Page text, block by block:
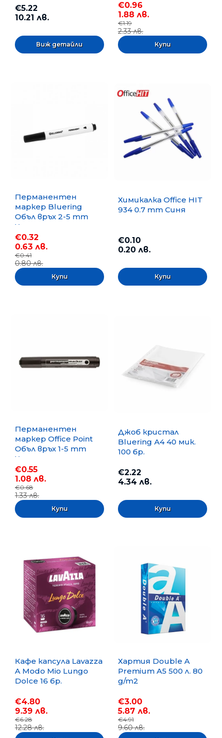
€5.22
10.21 лв.
Виж детайли
€0.96
1.88 лв.
€1.19
2.33 лв.
Перманентен
маркер Bluering
Объл връх 2-5 mm
Черен
€0.32
0.63 лв.
€0.41
0.80 лв.
Химикалка Office HIT
934 0.7 mm Синя
€0.10
0.20 лв.
Перманентен
маркер Office Point
Объл връх 1-5 mm
Черен
€0.55
1.08 лв.
€0.68
1.33 лв.
Джоб кристал
Bluering А4 40 мик.
100 бр.
€2.22
4.34 лв.
Кафе капсула Lavazza
A Modo Mio Lungo
Dolce 16 бр.
€4.80
9.39 лв.
€6.28
12.28 лв.
Хартия Double A
Premium A5 500 л. 80
g/m2
€3.00
5.87 лв.
€4.91
9.60 лв.